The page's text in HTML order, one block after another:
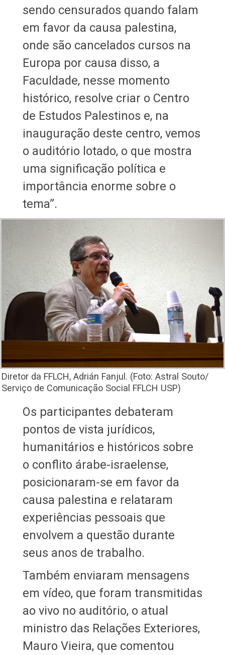
sendo censurados quando falam
em favor da causa palestina,
onde são cancelados cursos na
Europa por causa disso, a
Faculdade, nesse momento
histórico, resolve criar o Centro
de Estudos Palestinos e, na
inauguração deste centro, vemos
o auditório lotado, o que mostra
uma significação política e
importância enorme sobre o
tema”.
Diretor da FFLCH, Adrián Fanjul. (Foto: Astral Souto/
Serviço de Comunicação Social FFLCH USP)
Os participantes debateram
pontos de vista jurídicos,
humanitários e históricos sobre
o conflito árabe-israelense,
posicionaram-se em favor da
causa palestina e relataram
experiências pessoais que
envolvem a questão durante
seus anos de trabalho.
Também enviaram mensagens
em vídeo, que foram transmitidas
ao vivo no auditório, o atual
ministro das Relações Exteriores,
Mauro Vieira, que comentou